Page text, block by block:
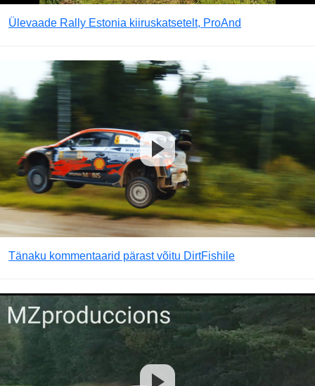
Ülevaade Rally Estonia kiiruskatsetelt, ProAnd
Tänaku kommentaarid pärast võitu DirtFishile